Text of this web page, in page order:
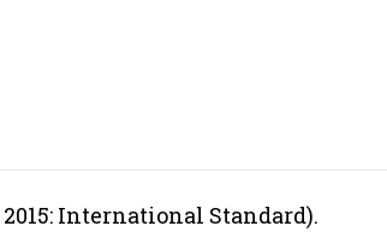
2015: International Standard).